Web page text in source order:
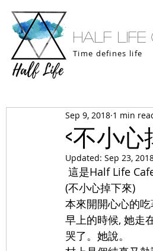
half life
Time defines life
<不小心
Sep 9, 2018 1 min
Updated: Sep 23,
這是Half Life
(不小心掉下來)
本來開開心心的
早上的時候, 她走
哭了。她說。